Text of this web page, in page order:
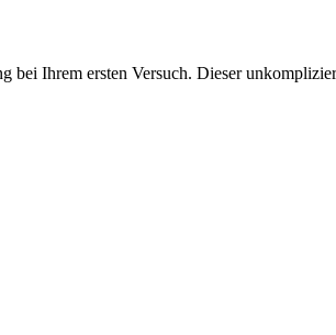
Ihrem ersten Versuch. Dieser